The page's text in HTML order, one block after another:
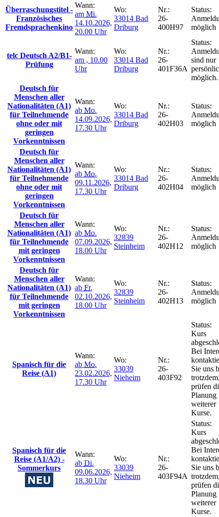
Überraschungstitel -
Französisches
Fremdsprachenkino
Wann:
am Mi.
14.10.2026,
20.00 Uhr
Wo:
33014 Bad
Driburg
Nr.:
26-
400H97
Status:
möglich
telc Deutsch A2/B1-
Prüfung
Wann:
am , 10.00
Uhr
Wo:
33014 Bad
Driburg
Nr.:
26-
401F36A
Status:
sind nur
möglich.
Deutsch für
Menschen aller
Nationalitäten (A1)
für Teilnehmende
ohne oder mit
geringen
Vorkenntnissen
Wann:
ab Mo.
14.09.2026,
17.30 Uhr
Wo:
33014 Bad
Driburg
Nr.:
26-
402H03
Status:
möglich
Deutsch für
Menschen aller
Nationalitäten (A1)
für Teilnehmende
ohne oder mit
geringen
Vorkenntnissen
Wann:
ab Mo.
09.11.2026,
17.30 Uhr
Wo:
33014 Bad
Driburg
Nr.:
26-
402H04
Status:
möglich
Deutsch für
Menschen aller
Nationalitäten (A1)
für Teilnehmende
mit geringen
Vorkenntnissen
Wann:
ab Mo.
07.09.2026,
18.00 Uhr
Wo:
32839
Steinheim
Nr.:
26-
402H12
Status:
möglich
Deutsch für
Menschen aller
Nationalitäten (A1)
für Teilnehmende
mit geringen
Vorkenntnissen
Wann:
ab Fr.
02.10.2026,
18.00 Uhr
Wo:
32839
Steinheim
Nr.:
26-
402H13
Status:
möglich
Spanisch für die
Reise (A1)
Wann:
ab Mo.
23.02.2026,
17.30 Uhr
Wo:
33039
Nieheim
Nr.:
26-
403F92
Status:
Kurs
Bei
Sie uns
prüfen
Planung
weiterer
Kurse.
Spanisch für die
Reise (A1/A2) -
Sommerkurs
Wann:
ab Di.
09.06.2026,
18.30 Uhr
Wo:
33039
Nieheim
Nr.:
26-
403F94A
Status:
Kurs
Bei
Sie uns
prüfen
Planung
weiterer
Kurse.